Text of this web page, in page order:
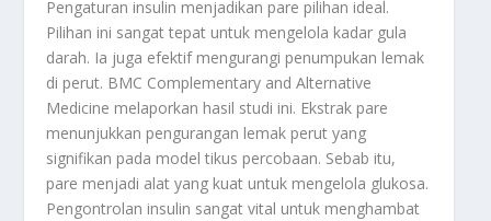
Pengaturan insulin menjadikan pare pilihan ideal.
Pilihan ini sangat tepat untuk mengelola kadar gula
darah. Ia juga efektif mengurangi penumpukan lemak
di perut. BMC Complementary and Alternative
Medicine melaporkan hasil studi ini. Ekstrak pare
menunjukkan pengurangan lemak perut yang
signifikan pada model tikus percobaan. Sebab itu,
pare menjadi alat yang kuat untuk mengelola glukosa.
Pengontrolan insulin sangat vital untuk menghambat